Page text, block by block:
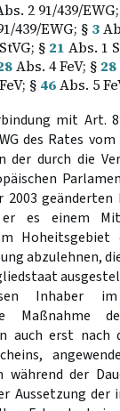
2 91/439/
439/EWG; § 3
§ 21 Abs. 1
Abs. 4 FeV; § 28
§ 46Abs. 5
mit Art.
des Rates
der durch die
2003 geänderten
er es einem
Hoheitsgebiet
abzulehnen,
Inhaber im
Maßnahme
auch erst nach
während der
Aussetzung der